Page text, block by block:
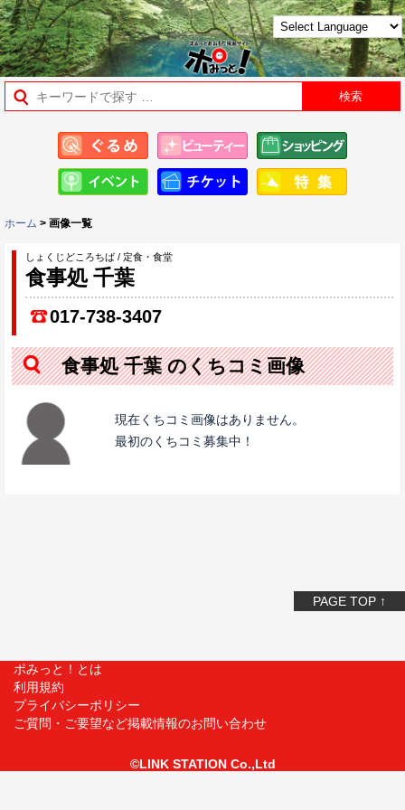
ホーム > 画像一覧
しょくじどころちば / 定食・食堂
食事処 千葉
017-738-3407
食事処 千葉 のくちコミ画像
現在くちコミ画像はありません。
最初のくちコミ募集中！
PAGE TOP ↑
ポみっと！とは
利用規約
プライバシーポリシー
ご質問・ご要望など掲載情報のお問い合わせ
©LINK STATION Co.,Ltd